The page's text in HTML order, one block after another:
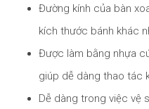
Đường kính của bàn
kích thước bánh khác
Được làm bằng nhựa
giúp dễ dàng thao tác
Dễ dàng trong việc vệ